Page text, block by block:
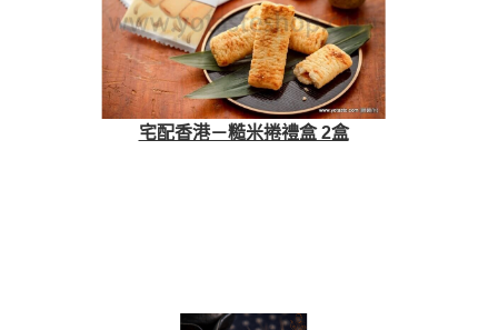
宅配香港－糙米捲禮盒 2盒